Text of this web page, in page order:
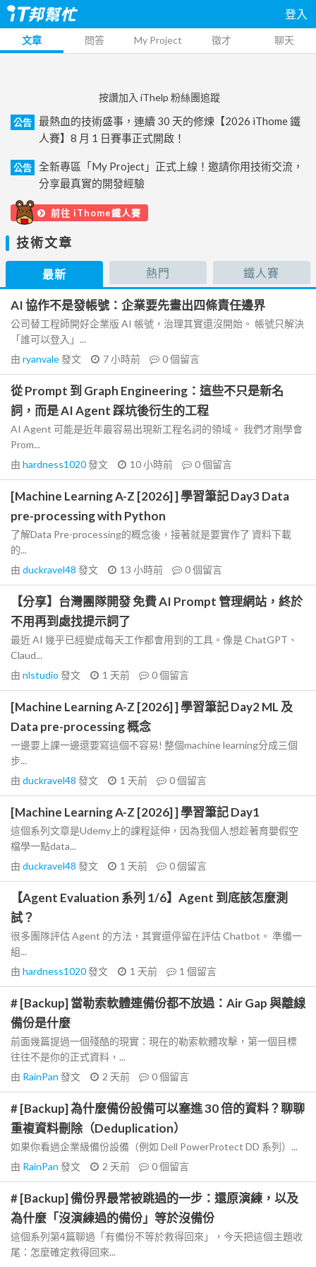
登入
文章 問答 My Project 徵才 聊天
按讚加入 iThelp 粉絲團追蹤
公告
最熱血的技術盛事，連續 30 天的修煉【2026 iThome 鐵
人賽】8 月 1 日賽事正式開啟！
公告
全新專區「My Project」正式上線！邀請你用技術交流，
分享最真實的開發經驗
前往 iThome鐵人賽
技術文章
最新 熱門 鐵人賽
AI 協作不是發帳號：企業要先畫出四條責任邊界
公司替工程師開好企業版 AI 帳號，治理其實還沒開始。 帳號只解決
「誰可以登入」...
由 ryanvale發文 7 小時前 0個留言
從 Prompt 到 Graph Engineering：這些不只是新名
詞，而是 AI Agent 踩坑後衍生的工程
AI Agent 可能是近年最容易出現新工程名詞的領域。 我們才剛學會
Prom...
由 hardness1020發文 10 小時前 0個留言
[Machine Learning A-Z [2026] ] 學習筆記 Day3 Data
pre-processing with Python
了解Data Pre-processing的概念後，接著就是要實作了 資料下載
的...
由 duckravel48 發文 13 小時前 0個留言
【分享】台灣團隊開發 免費 AI Prompt 管理網站，終於
不用再到處找提示詞了
最近 AI 幾乎已經變成每天工作都會用到的工具。像是 ChatGPT、
Claud...
由 nlstudio 發文 1 天前 0個留言
[Machine Learning A-Z [2026] ] 學習筆記 Day2 ML 及
Data pre-processing 概念
一邊要上課一邊還要寫這個不容易! 整個machine learning分成三個
步...
由 duckravel48 發文 1 天前 0個留言
[Machine Learning A-Z [2026] ] 學習筆記 Day1
這個系列文章是Udemy上的課程延伸，因為我個人想趁著育嬰假空
檔學一點data...
由 duckravel48 發文 1 天前 0個留言
【Agent Evaluation 系列 1/6】Agent 到底該怎麼測
試？
很多團隊評估 Agent 的方法，其實還停留在評估 Chatbot。 準備一
組...
由 hardness1020發文 1 天前 1 個留言
# [Backup] 當勒索軟體連備份都不放過：Air Gap 與離線
備份是什麼
前面幾篇提過一個殘酷的現實：現在的勒索軟體攻擊，第一個目標
往往不是你的正式資料，...
由 RainPan 發文 2 天前 0個留言
# [Backup] 為什麼備份設備可以塞進 30 倍的資料？聊聊
重複資料刪除（Deduplication）
如果你看過企業級備份設備（例如 Dell PowerProtect DD 系列）...
由 RainPan 發文 2 天前 0個留言
# [Backup] 備份界最常被跳過的一步：還原演練，以及
為什麼「沒演練過的備份」等於沒備份
這個系列第4篇聊過「有備份不等於救得回來」，今天把這個主題收
尾：怎麼確定救得回來...